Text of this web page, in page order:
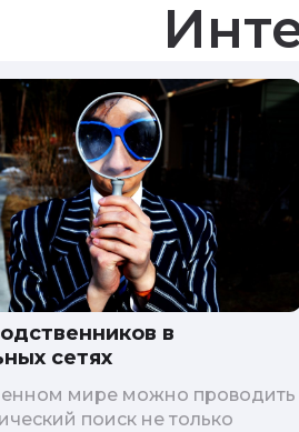
в
сетях
мире можно проводить
поиск не только